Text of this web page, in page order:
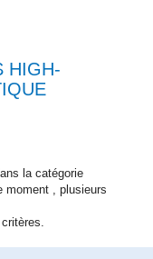
HIGH-
la catégorie
moment , plusieurs